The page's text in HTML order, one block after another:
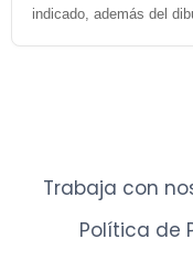
indicado, además del
Trabaja con
Política de